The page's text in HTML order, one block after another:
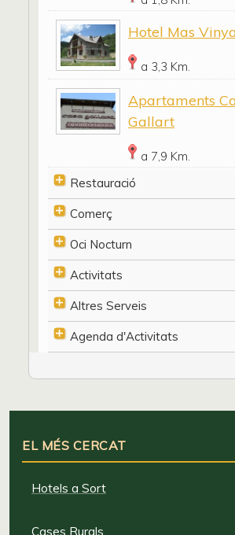
Hotel Mas
a 3,3 Km.
Apartaments
Gallart
a 7,9 Km.
Restauració
Comerç
Oci Nocturn
Activitats
Altres Serveis
Agenda d'Activitats
EL MÉS CERCAT
Hotels a Sort
Cases Rurals